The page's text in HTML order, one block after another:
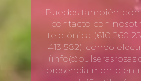
Puedes también
contacto con
telefónica (610 260
413 582), correo
presencialmente en